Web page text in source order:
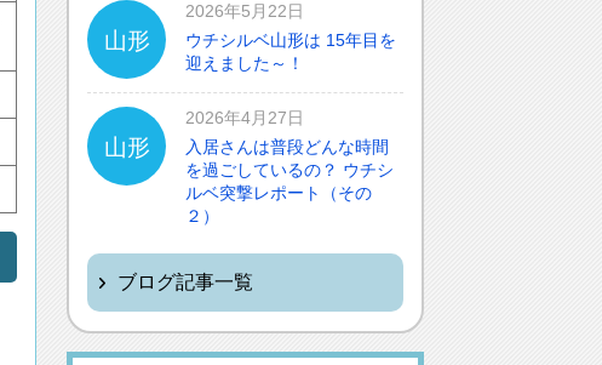
山形
2026年5月22日
ウチシルベ山形は 15年目を
迎えました～！
山形
2026年4月27日
入居さんは普段どんな時間
を過ごしているの？ ウチシ
ルベ突撃レポート（その
２）
ブログ記事一覧